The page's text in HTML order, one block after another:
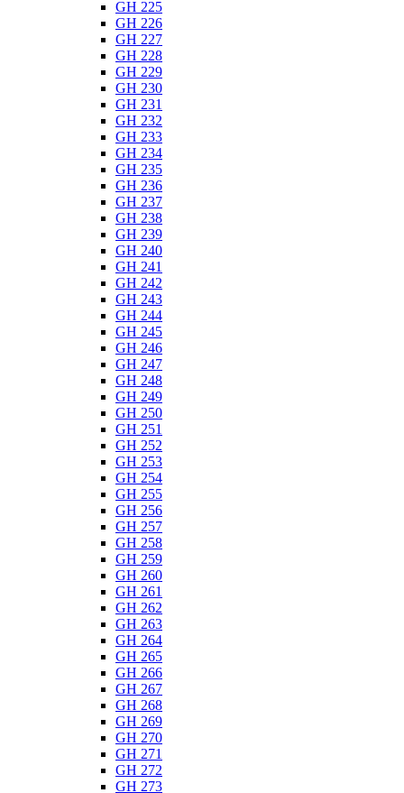
GH 225
GH 226
GH 227
GH 228
GH 229
GH 230
GH 231
GH 232
GH 233
GH 234
GH 235
GH 236
GH 237
GH 238
GH 239
GH 240
GH 241
GH 242
GH 243
GH 244
GH 245
GH 246
GH 247
GH 248
GH 249
GH 250
GH 251
GH 252
GH 253
GH 254
GH 255
GH 256
GH 257
GH 258
GH 259
GH 260
GH 261
GH 262
GH 263
GH 264
GH 265
GH 266
GH 267
GH 268
GH 269
GH 270
GH 271
GH 272
GH 273